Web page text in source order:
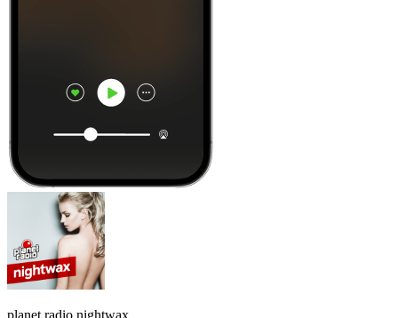
planet radio nightwax